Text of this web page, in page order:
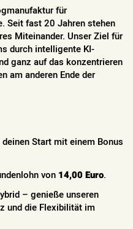
für
Seit fast 20 Jahren stehen
Miteinander. Unser Ziel für
durch intelligente KI-
ganz auf das konzentrieren
am anderen Ende der
Start mit einem Bonus
von 14,00 Euro.
– genieße unseren
und die Flexibilität im